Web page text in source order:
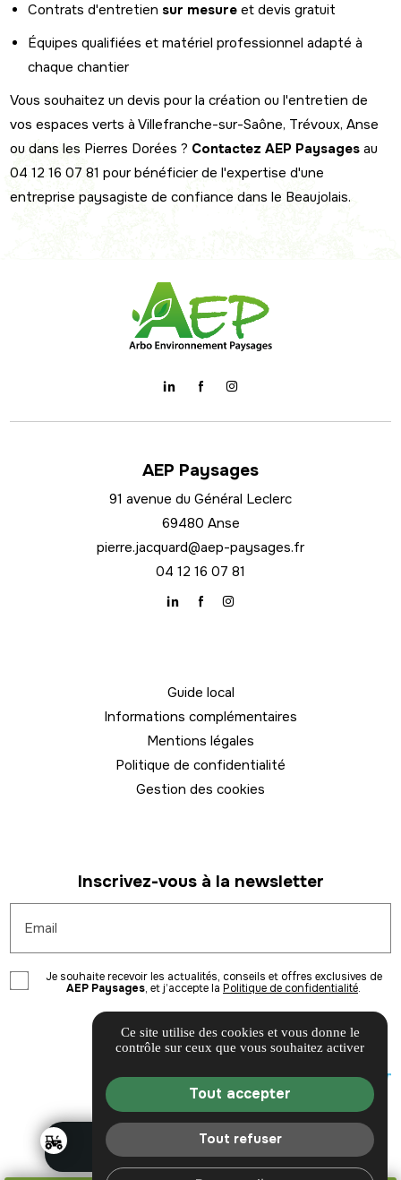
Contrats d'entretien sur mesure et devis gratuit
Équipes qualifiées et matériel professionnel adapté à
chaque chantier
Vous souhaitez un devis pour la création ou l'entretien de
vos espaces verts à Villefranche-sur-Saône, Trévoux, Anse
ou dans les Pierres Dorées ? Contactez AEP Paysages au
04 12 16 07 81 pour bénéficier de l'expertise d'une
entreprise paysagiste de confiance dans le Beaujolais.
PLUS DE CONTENU
AEP TRAVAUX AGRICOLES
AEP Paysages
91 avenue du Général Leclerc
69480 Anse
pierre.jacquard@aep-paysages.fr
04 12 16 07 81
Guide local
Informations complémentaires
Mentions légales
Politique de confidentialité
Gestion des cookies
Inscrivez-vous à la newsletter
Email
Je souhaite recevoir les actualités, conseils et offres exclusives de
AEP Paysages, et j’accepte la Politique de confidentialité.
Ce site utilise des cookies et vous donne le
contrôle sur ceux que vous souhaitez activer
Tout accepter
Tout refuser